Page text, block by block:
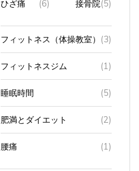
フィットネス（体操教室）(3)
フィットネスジム (1)
睡眠時間 (5)
肥満とダイエット (2)
腰痛 (1)
Apple TV (1)